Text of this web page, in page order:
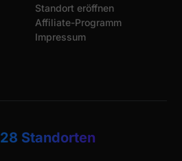
Standort eröffnen
Affiliate-Programm
Impressum
28 Standorten